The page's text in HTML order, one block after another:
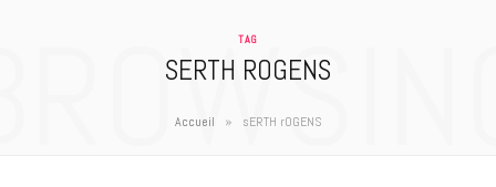
TAG
SERTH ROGENS
Accueil » sERTH rOGENS